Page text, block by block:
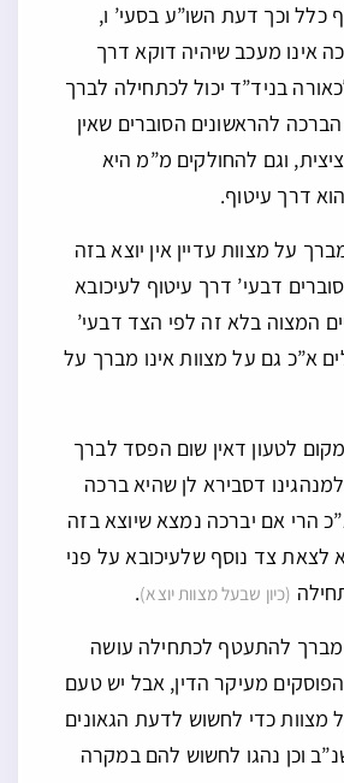
כלל וכך דעת השו”ע בסעי’ ו,
אינו מעכב שיהיה דוקא דרך
בניד”ד יכול לכתחילה לברך
להראשונים הסוברים שאין
וגם להחולקים מ”מ היא
דרך עיטוף.
על מצוות עדיין אין יוצא בזה
דבעי’ דרך עיטוף לעיכובא
המצוה בלא זה לפי הצד דבעי’
א”כ גם על מצוות אינו מברך על
לטעון דאין שום הפסד לברך
דסבירא לן שהיא ברכה
הרי אם יברכה נמצא שיוצא בזה
לצאת צד נוסף שלעיכובא על פני
(כיון שבעל מצוות יוצא).
להתעטף לכתחילה עושה
מעיקר הדין, אבל יש טעם
מצוות כדי לחשוש לדעת הגאונים
וכן נהגו לחשוש להם במקרה